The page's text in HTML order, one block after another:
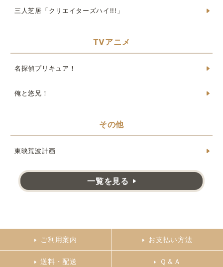
三人芝居「クリエイターズハイ!!!」
TVアニメ
名探偵プリキュア！
俺と悠兄！
その他
東映荒波計画
一覧を見る
ご利用案内 お支払い方法
送料・配送 Ｑ＆Ａ